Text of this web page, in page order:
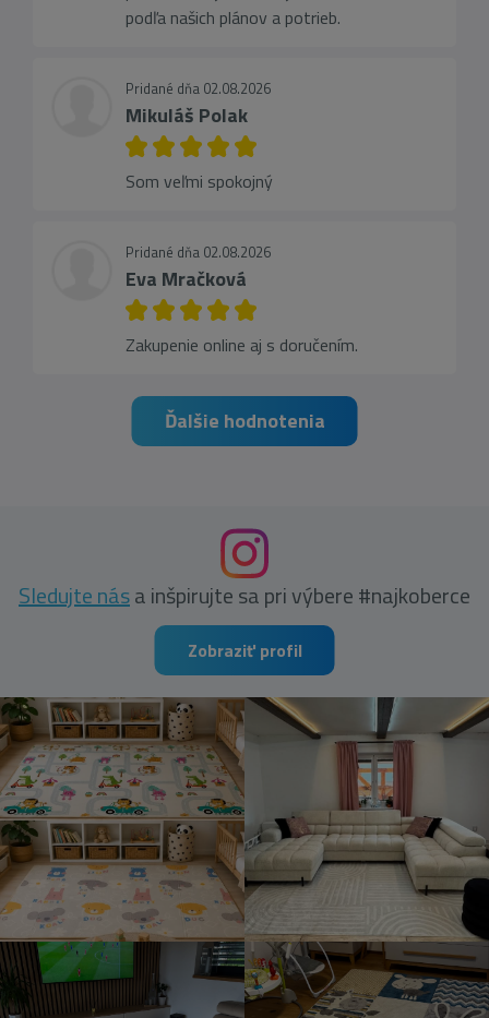
podľa našich plánov a potrieb.
Pridané dňa 02.08.2026
Mikuláš Polak
Som veľmi spokojný
Pridané dňa 02.08.2026
Eva Mračková
Zakupenie online aj s doručením.
Ďalšie hodnotenia
Sledujte nása inšpirujte sa pri výbere #najkoberce
Zobraziť profil